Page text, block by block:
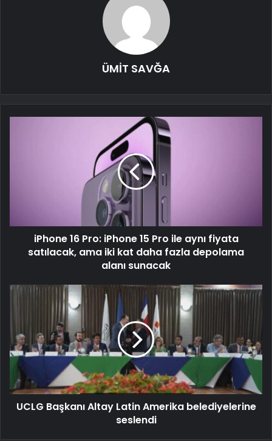
ÜMİT SAVĞA
iPhone 16 Pro: iPhone 15 Pro ile aynı fiyata
satılacak, ama iki kat daha fazla depolama
alanı sunacak
UCLG Başkanı Altay Latin Amerika belediyelerine
seslendi